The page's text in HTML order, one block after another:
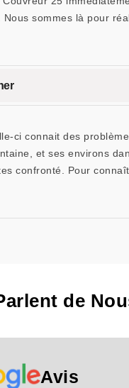
sommes là pour
ci connait des
et ses environs
confronté. Pour
de
Avis